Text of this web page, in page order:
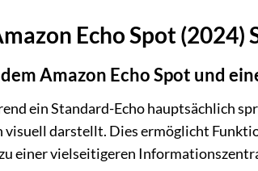
Echo Spot (2024)
Amazon Echo Spot und
ein Standard-Echo hauptsächlich
darstellt. Dies ermöglicht
einer vielseitigeren